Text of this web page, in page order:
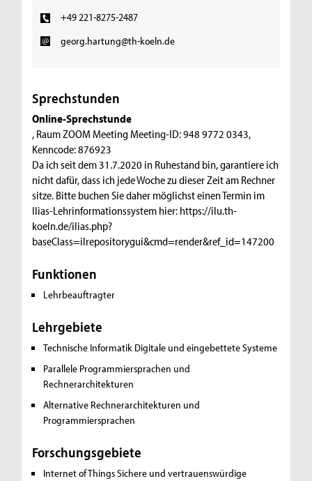
+49 221-8275-2487
georg.hartung@th-koeln.de
Sprechstunden
Online-Sprechstunde
, Raum ZOOM Meeting Meeting-ID: 948 9772 0343,
Kenncode: 876923
Da ich seit dem 31.7.2020 in Ruhestand bin, garantiere ich
nicht dafür, dass ich jede Woche zu dieser Zeit am Rechner
sitze. Bitte buchen Sie daher möglichst einen Termin im
Ilias-Lehrinformationssystem hier: https://ilu.th-
koeln.de/ilias.php?
baseClass=ilrepositorygui&cmd=render&ref_id=147200
Funktionen
Lehrbeauftragter
Lehrgebiete
Technische Informatik Digitale und eingebettete Systeme
Parallele Programmiersprachen und
Rechnerarchitekturen
Alternative Rechnerarchitekturen und
Programmiersprachen
Forschungsgebiete
Internet of ThingsSichere und vertrauenswürdige